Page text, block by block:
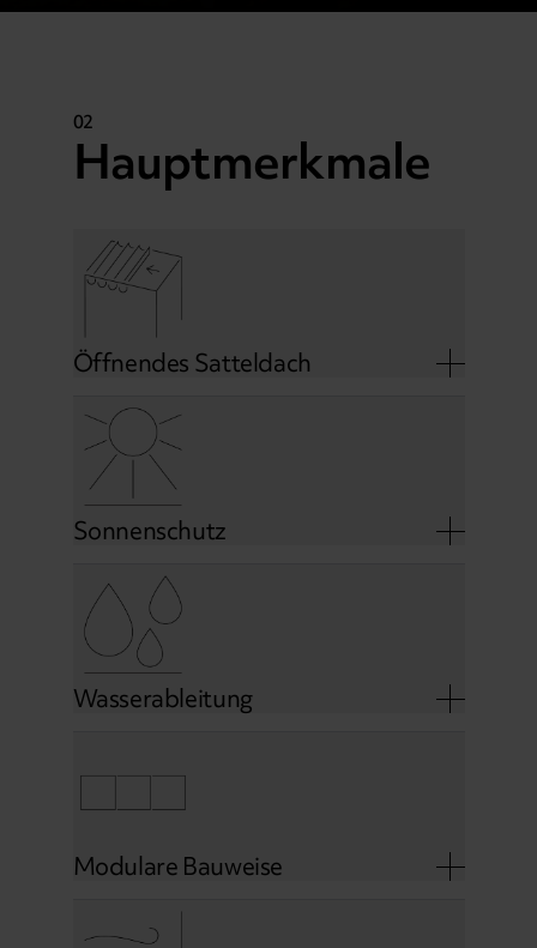
02
Hauptmerkmale
Öffnendes Satteldach
Sonnenschutz
Wasserableitung
Modulare Bauweise